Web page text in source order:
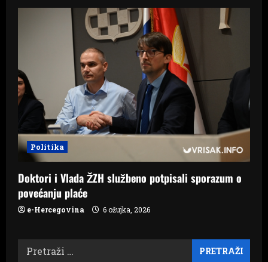
Politika
Doktori i Vlada ŽZH službeno potpisali sporazum o
povećanju plaće
e-Hercegovina 6 ožujka, 2026
Pretraži: